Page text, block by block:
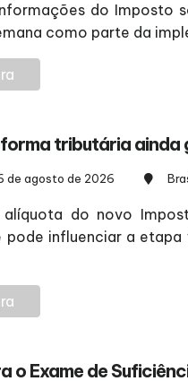
do Imposto
como parte da
tributária ainda
de agosto de 2026
do novo
pode influenciar a
o Exame de